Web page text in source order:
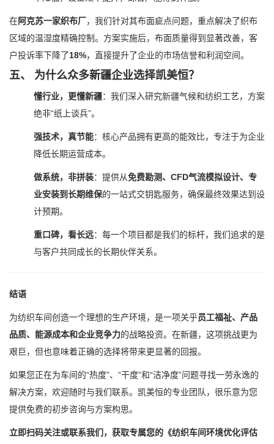
在阿克苏一家织布厂，我们针对其布面疵点问题，重点解决了织布
区域的温湿度精确控制。方案实施后，布面质量得到显著改善，客
户投诉率下降了18%，直接提升了企业的市场信誉和利润空间。
五、 为什么众多新疆企业选择凯美恒？
懂行业，更懂新疆：我们深入研究新疆气候和纺织工艺，方案
绝非“纸上谈兵”。
强技术，真节能：核心产品拥有更高的能效比，专注于为企业
降低长期运营成本。
做系统，非拼装：提供从免费勘测、CFD气流模拟设计、专
业安装到长期维保的一站式交钥匙服务，确保最终效果达到设
计预期。
重口碑，看长远：每一个项目都是我们的标杆，我们追求的是
与客户共同成长的长期伙伴关系。
结语
为纺织车间创造一个理想的生产环境，是一项关乎员工福祉、产品
品质、能源成本和企业竞争力的战略投资。在新疆，这项挑战更为
艰巨，但也意味着正确的选择将带来更显著的回报。
如果您正在为车间的“热度”、“干度”和“洁净度”问题寻找一劳永逸的
解决方案，欢迎随时与我们联系。凯美恒的专业团队，很乐意为您
提供免费的初步咨询与方案构思。
立即扫码关注或联系我们，获取专属您的《纺织车间环境优化评估